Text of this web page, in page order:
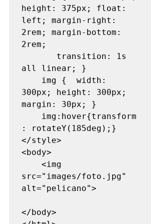
height: 375px; float:
left; margin-right:
2rem; margin-bottom:
2rem;
all linear; }
300px; height: 300px;
margin: 30px; }
: rotateY(185deg);}
</style>
<body>
src="images/foto.jpg"
alt="pelicano">
</body>